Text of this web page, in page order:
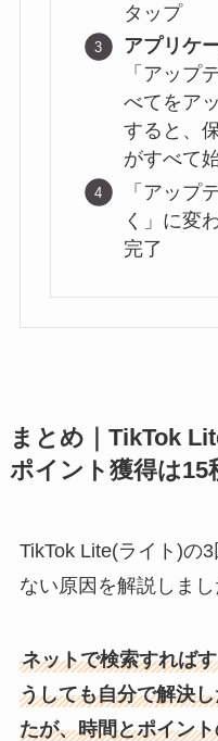
タップ
アプリケ
「アップ
べてをア
すると、
がすべて
「アップ
く」に変
完了
まとめ｜TikTok
ポイント獲得は15
TikTok Lite(ライト)の
ない原因を解説しまし
ネットで検索すれば
うしても自分で解決
たが、時間とポイン